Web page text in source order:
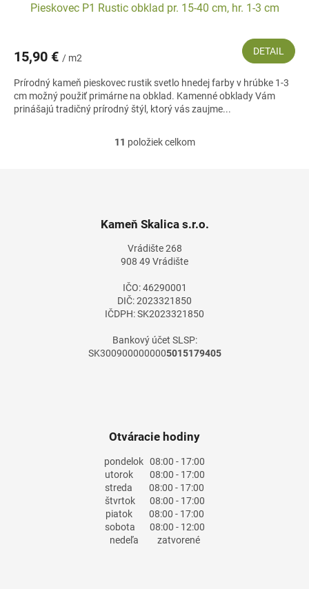
Pieskovec P1 Rustic obklad pr. 15-40 cm, hr. 1-3 cm
15,90 € / m2
DETAIL
Prírodný kameň pieskovec rustik svetlo hnedej farby v hrúbke 1-3
cm možný použiť primárne na obklad. Kamenné obklady Vám
prinášajú tradičný prírodný štýl, ktorý vás zaujme...
O
c
e
p
v
k
y
ý
p
11 položiek celkom
Kameň Skalica s.r.o.
Vrádište 268
908 49 Vrádište
IČO: 46290001
DIČ: 2023321850
IČDPH: SK2023321850
Bankový účet SLSP:
SK3009000000005015179405
Otváracie hodiny
pondelok 08:00 - 17:00
utorok08:00 - 17:00
streda 08:00 - 17:00
štvrtok08:00 - 17:00
piatok08:00 - 17:00
sobota 08:00 - 12:00
nedeľa zatvorené